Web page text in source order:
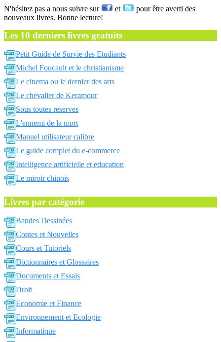
N'hésitez pas a nous suivre sur et
pour être averti des
nouveaux livres. Bonne lecture!
Les 10 derniers livres gratuits
Petit Guide de Survie des Etudiants
Michel Foucault et le christianisme
Le cinema ou le dernier des arts
Le chevalier de Keramour
Sous toutes reserves
L'ennemi de la mort
Manuel utilisateur calibre
Le guide complet du e-commerce
Intelligence artificielle et education
Le miroir chinois
Livres par catégorie
Bandes Dessinées
Contes et Nouvelles
Cours et Tutoriels
Dictionnaires et Glossaires
Documents et Essais
Droit
Economie et Finance
Environnement et Ecologie
Informatique